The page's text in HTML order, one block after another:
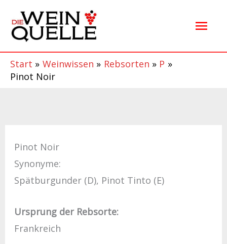
Inhalt
springen
Start Weinwissen Rebsorten
P
Pinot Noir
Pinot Noir
Synonyme:
Spätburgunder (D), Pinot Tinto (E)
Ursprung der Rebsorte:
Frankreich